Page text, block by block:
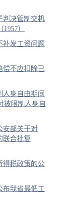
判决管制交机
）
补发工资问题
偿不应扣除已
人身自由期间
被限制人身自
安部关于对
联合批复
得税政策的公
布我省最低工